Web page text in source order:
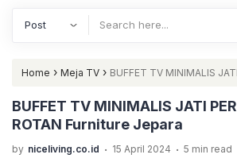
Home › Meja TV › BUFFET TV MINIMALIS JATI PERHUTANI RETRO
ROTAN Furniture Jepara
BUFFET TV MINIMALIS JATI
ROTAN Furniture Jepara
by niceliving.co.id . 15 April 2024 . 5 min read